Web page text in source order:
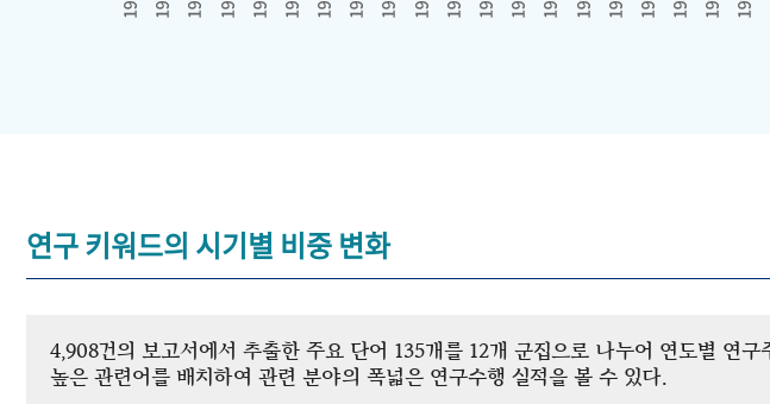
연구 키워드의 시기별 비중 변화
4,908건의 보고서에서 추출한 주요 단어 135개를 12개 군집으로 나누어 연도별 연
높은 관련어를 배치하여 관련 분야의 폭넓은 연구수행 실적을 볼 수 있다.